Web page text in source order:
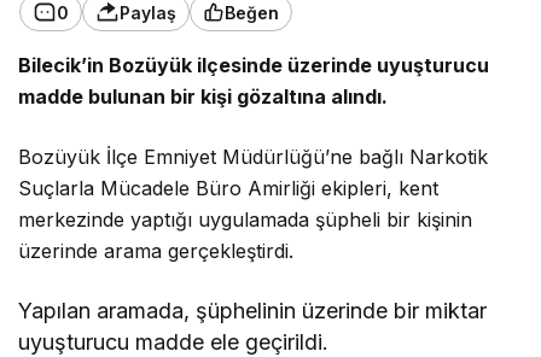
0 Paylaş Beğen
Bilecik’in Bozüyük ilçesinde üzerinde uyuşturucu
madde bulunan bir kişi gözaltına alındı.
Bozüyük İlçe Emniyet Müdürlüğü’ne bağlı Narkotik
Suçlarla Mücadele Büro Amirliği ekipleri, kent
merkezinde yaptığı uygulamada şüpheli bir kişinin
üzerinde arama gerçekleştirdi.
Yapılan aramada, şüphelinin üzerinde bir miktar
uyuşturucu madde ele geçirildi.